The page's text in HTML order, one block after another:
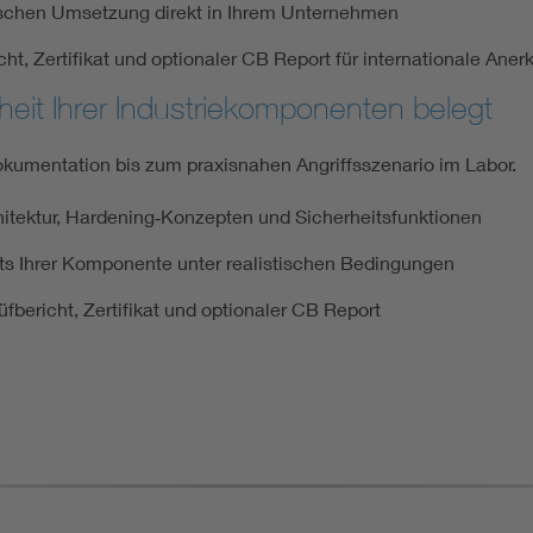
Umsetzung direkt in Ihrem Unternehmen
Zertifikat und optionaler CB Report für internationale
Ihrer Industriekomponenten belegt
bis zum praxisnahen Angriffsszenario im Labor.
Hardening‑Konzepten und Sicherheitsfunktionen
Ihrer Komponente unter realistischen Bedingungen
Zertifikat und optionaler CB Report